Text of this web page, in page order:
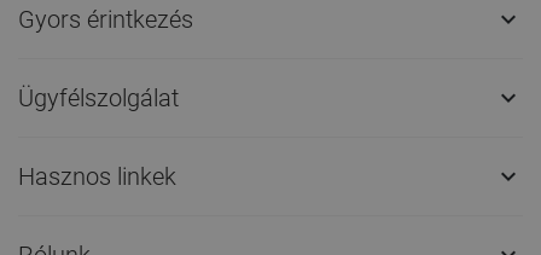
Gyors érintkezés 
Ügyfélszolgálat 
Hasznos linkek 